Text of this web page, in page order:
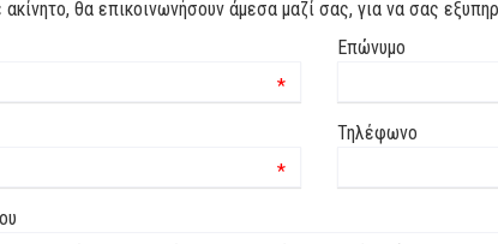
θα επικοινωνήσουν άμεσα μαζί σας, για να σας
*
*
Επώνυμο
Τηλέφωνο